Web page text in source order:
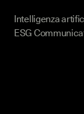
Intelligenza
ESG